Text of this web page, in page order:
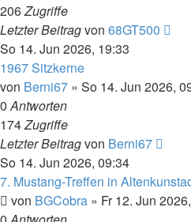
206Zugriffe
Letzter Beitragvon 68GT500
So 14. Jun 2026, 19:33
1967 Sitzkerne
von Berni67 » So 14. Jun 2026,
0Antworten
174Zugriffe
Letzter Beitragvon Berni67
So 14. Jun 2026, 09:34
7. Mustang-Treffen in
von BGCobra » Fr 12. Jun